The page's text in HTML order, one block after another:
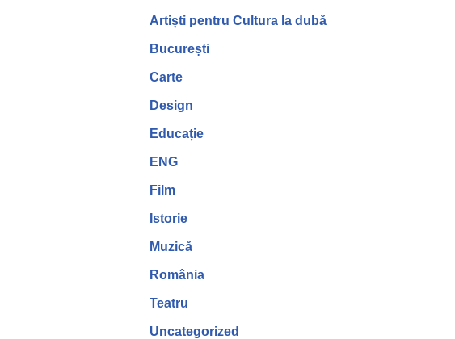
Artiști pentru Cultura la dubă
București
Carte
Design
Educație
ENG
Film
Istorie
Muzică
România
Teatru
Uncategorized